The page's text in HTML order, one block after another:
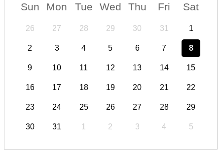
Sun Mon Tue Wed Thu Fri Sat
26 27 28 29 30 31 1
2 3 4 5 6 7 8
9 10 11 12 13 14 15
16 17 18 19 20 21 22
23 24 25 26 27 28 29
30 31 1 2 3 4 5